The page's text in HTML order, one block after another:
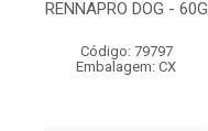
RENNAPRO DOG - 60G
Código: 79797
Embalagem: CX